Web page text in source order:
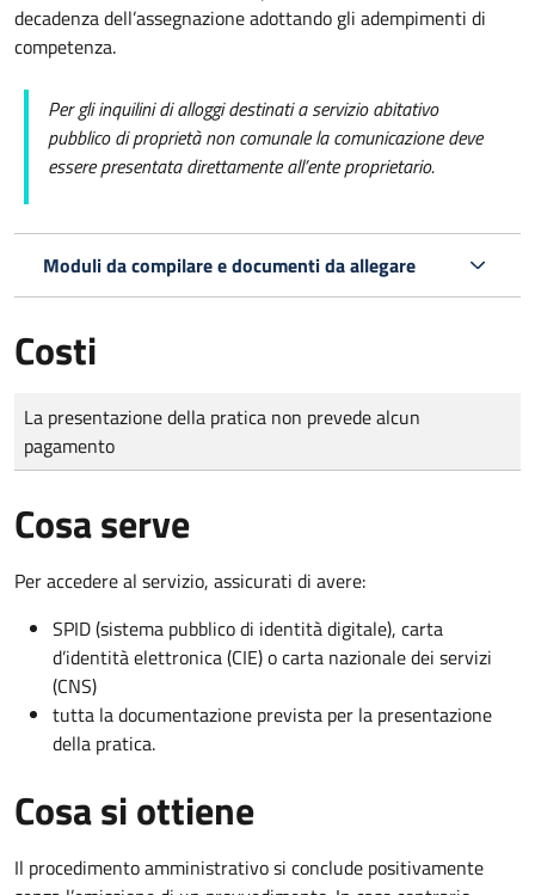
decadenza dell’assegnazione adottando gli adempimenti di
competenza.
Per gli inquilini di alloggi destinati a servizio abitativo
pubblicodi proprietà non comunale la comunicazione deve
essere presentata direttamente all’ente proprietario.
Moduli da compilare e documenti da allegare
Costi
Tipo di pagamento
Importo
La presentazione della pratica non prevede alcun
pagamento
Cosa serve
Per accedere al servizio, assicurati di avere:
SPID (sistema pubblico di identità digitale), carta
d’identità elettronica (CIE) o carta nazionale dei servizi
(CNS)
tutta la documentazione prevista per la presentazione
della pratica.
Cosa si ottiene
Il procedimento amministrativo si conclude positivamente